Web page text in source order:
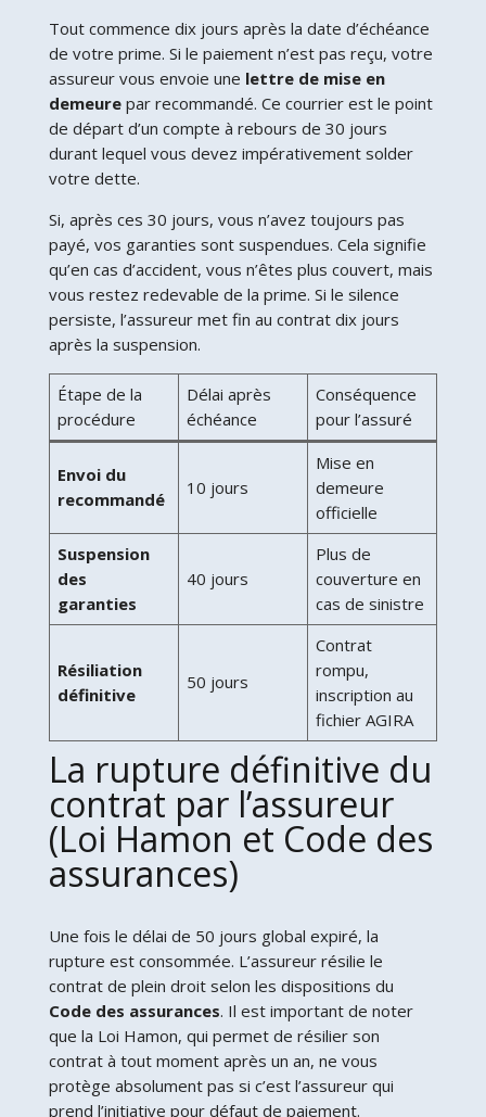
Tout commence dix jours après la date d’échéance
de votre prime. Si le paiement n’est pas reçu, votre
assureur vous envoie une lettre de mise en
demeurepar recommandé. Ce courrier est le point
de départ d’un compte à rebours de 30 jours
durant lequel vous devez impérativement solder
votre dette.
Si, après ces 30 jours, vous n’avez toujours pas
payé, vos garanties sont suspendues. Cela signifie
qu’en cas d’accident, vous n’êtes plus couvert, mais
vous restez redevable de la prime. Si le silence
persiste, l’assureur met fin au contrat dix jours
après la suspension.
Étape de la
procédure
Délai après
échéance
Conséquence
pour l’assuré
Envoi du
recommandé
10 jours
Mise en
demeure
officielle
Suspension
des
garanties
40 jours
Plus de
couverture en
cas de sinistre
Résiliation
définitive
50 jours
Contrat
rompu,
inscription au
fichier AGIRA
La rupture définitive du
contrat par l’assureur
(Loi Hamon et Code des
assurances)
Une fois le délai de 50 jours global expiré, la
rupture est consommée. L’assureur résilie le
contrat de plein droit selon les dispositions du
Code des assurances. Il est important de noter
que la Loi Hamon, qui permet de résilier son
contrat à tout moment après un an, ne vous
protège absolument pas si c’est l’assureur qui
prend l’initiative pour défaut de paiement.